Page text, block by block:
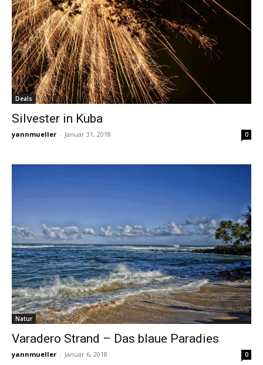
Deals
Silvester in Kuba
yannmueller - Januar 31, 2018 0
Natur
Varadero Strand – Das blaue Paradies
yannmueller - Januar 6, 2018 0